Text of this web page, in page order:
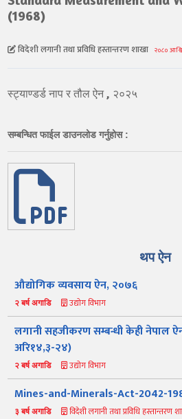
(1968)
विदेशी लगानी तथा प्रविधि हस्तान्तरण शाखा २०८०
स्ट्याण्डर्ड नाप र तौल ऐन , २०२५
सम्बन्धित फाईल डाउनलोड गर्नुहोस :
थप ऐन
औद्योगिक व्यवसाय ऐन, २०७६
२ बर्ष अगाडि उद्योग विभाग
लगानी सहजीकरण सम्बन्धी केही नेपाल
अरि१४,३-२४)
२ बर्ष अगाडि उद्योग विभाग
Mines-and-Minerals-Act-2042-
३ बर्ष अगाडि विदेशी लगानी तथा प्रविधि हस्तान्तरण